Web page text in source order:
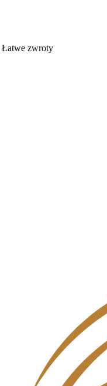
Łatwe zwroty